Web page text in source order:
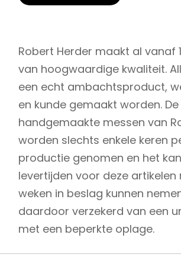
Robert Herder maakt al vanaf
van hoogwaardige kwaliteit.
een echt ambachtsproduct,
en kunde gemaakt worden.
handgemaakte messen van
worden slechts enkele keren
productie genomen en het
levertijden voor deze artikelen
weken in beslag kunnen
daardoor verzekerd van een
met een beperkte oplage.